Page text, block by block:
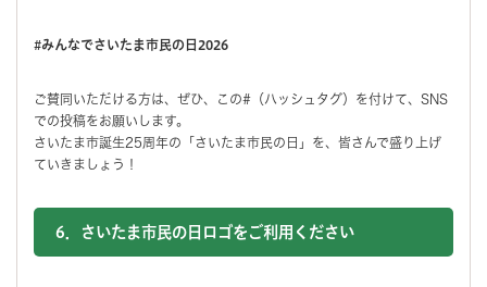
#みんなでさいたま市民の日2026
ご賛同いただける方は、ぜひ、この#（ハッシュタグ）を付けて、SNS
での投稿をお願いします。
さいたま市誕生25周年の「さいたま市民の日」を、皆さんで盛り上げ
ていきましょう！
6． さいたま市民の日ロゴをご利用ください